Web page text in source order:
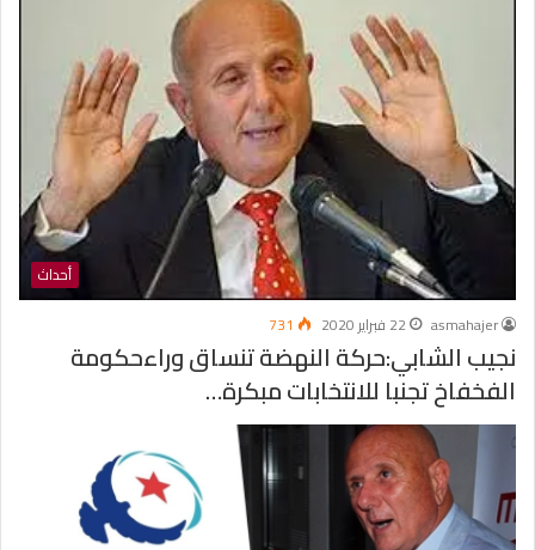
أحداث
asmahajer
22 فبراير 2020 731
نجيب الشابي:حركة النهضة تنساق وراءحكومة
الفخفاخ تجنبا للانتخابات مبكرة…